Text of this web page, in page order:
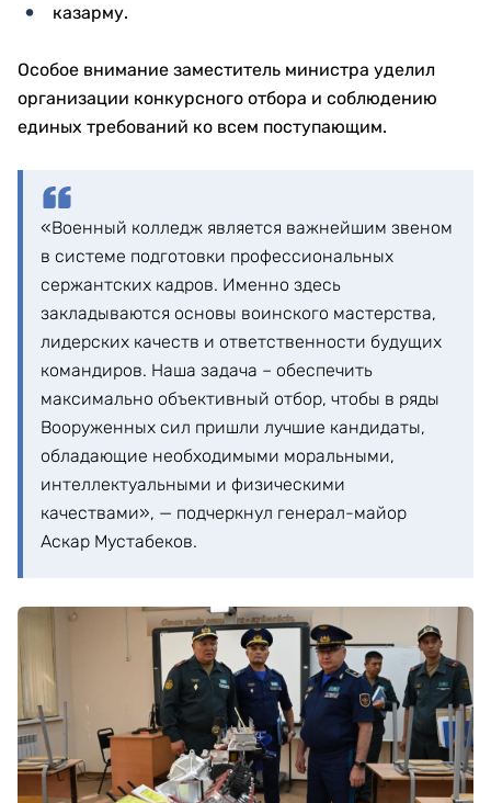
казарму.
Особое внимание заместитель министра уделил
организации конкурсного отбора и соблюдению
единых требований ко всем поступающим.
«Военный колледж является важнейшим звеном
в системе подготовки профессиональных
сержантских кадров. Именно здесь
закладываются основы воинского мастерства,
лидерских качеств и ответственности будущих
командиров. Наша задача – обеспечить
максимально объективный отбор, чтобы в ряды
Вооруженных сил пришли лучшие кандидаты,
обладающие необходимыми моральными,
интеллектуальными и физическими
качествами», — подчеркнул генерал-майор
Аскар Мустабеков.